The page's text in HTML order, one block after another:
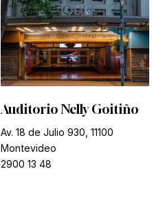
Auditorio Nelly Goitiño
Av. 18 de Julio 930, 11100
Montevideo
2900 13 48